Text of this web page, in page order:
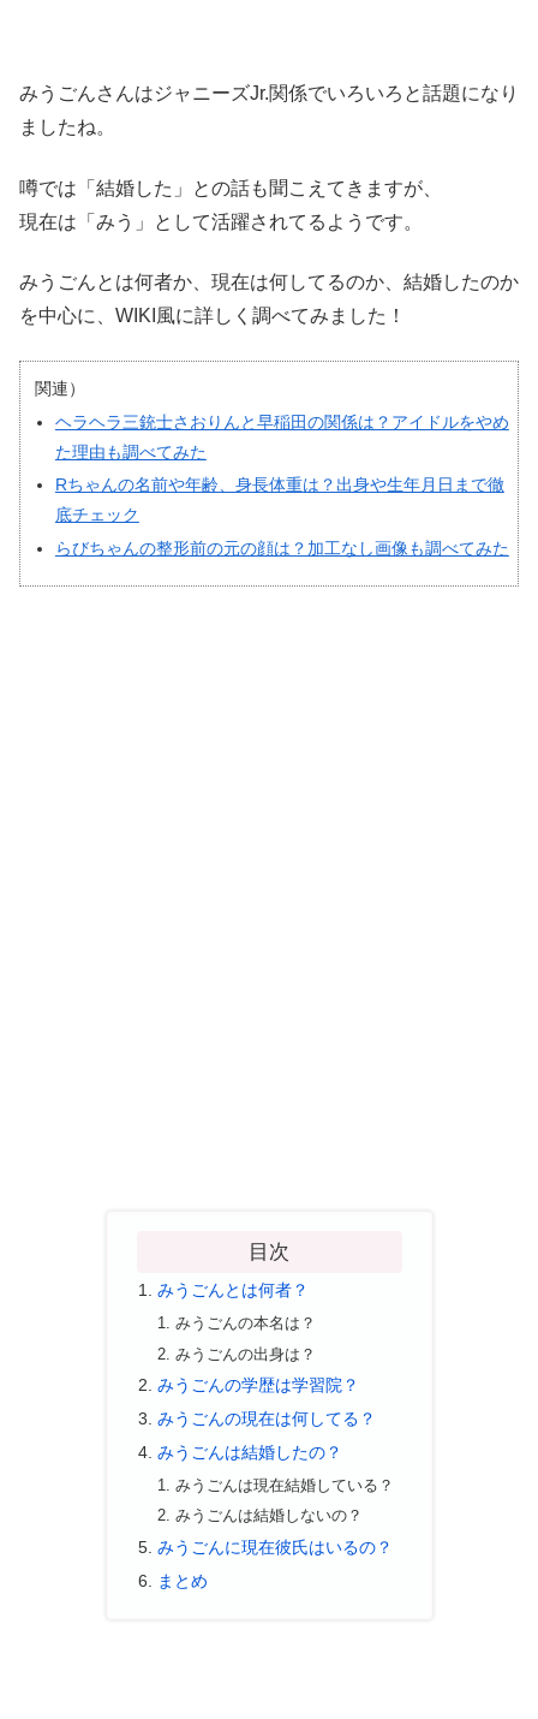
みうごんさんはジャニーズJr.関係でいろいろと話題になり
ましたね。
噂では「結婚した」との話も聞こえてきますが、
現在は「みう」として活躍されてるようです。
みうごんとは何者か、現在は何してるのか、結婚したのか
を中心に、WIKI風に詳しく調べてみました！
関連）
ヘラヘラ三銃士さおりんと早稲田の関係は？アイドルをやめ
た理由も調べてみた
Rちゃんの名前や年齢、身長体重は？出身や生年月日まで徹
底チェック
らびちゃんの整形前の元の顔は？加工なし画像も調べてみた
目次
みうごんとは何者？
みうごんの本名は？
みうごんの出身は？
みうごんの学歴は学習院？
みうごんの現在は何してる？
みうごんは結婚したの？
みうごんは現在結婚している？
みうごんは結婚しないの？
みうごんに現在彼氏はいるの？
まとめ